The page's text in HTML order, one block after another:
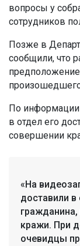
вопросы у
сотрудников
Позже в
сообщили, что
предположение
По информации
в отдел его
совершении
«На
доставили в
кражи. При
очевидцы